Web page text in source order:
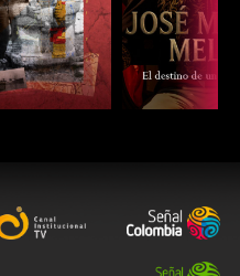
ESCUCHAR